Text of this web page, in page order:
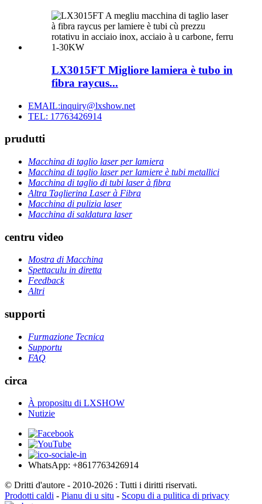
LX3015FT Migliore lamiera è tubo in
fibra raycus...
EMAIL:inquiry@lxshow.net
TEL: 17763426914
prudutti
Macchina di taglio laser per lamiera
Macchina di taglio laser per lamiere è tubi metallici
Macchina di taglio di tubi laser à fibra
Altra Taglierina Laser à Fibra
Macchina di pulizia laser
Macchina di saldatura laser
centru video
Mostra di Macchina
Spettaculu in diretta
Feedback
Altri
supporti
Furmazione Tecnica
Supportu
FAQ
circa
À propositu di LXSHOW
Nutizie
WhatsApp: +8617763426914
© Dritti d'autore - 2010-2026 : Tutti i diritti riservati.
Prodotti caldi - Pianu di u situ - Scopu di a pulitica di privacy